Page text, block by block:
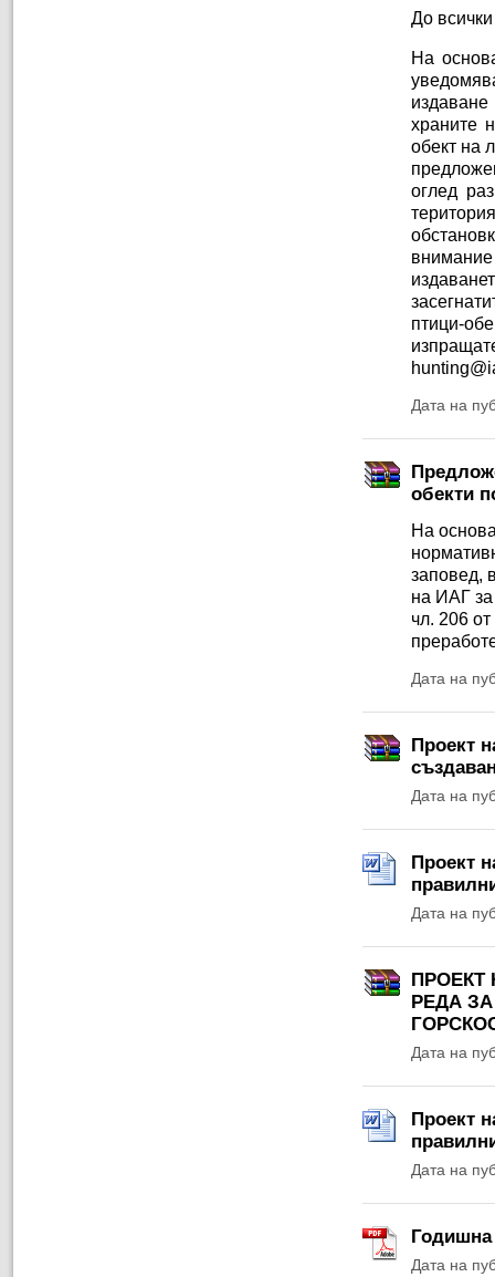
До
На
храните
обект на
оглед
внимание
птици-
Дата на
обекти
На
заповед,
на ИАГ за
чл. 206
Дата на
Проект
Дата на
Проект
Дата на
ПРОЕКТ
РЕДА
Дата на
Проект
Дата на
Годишна
Дата на